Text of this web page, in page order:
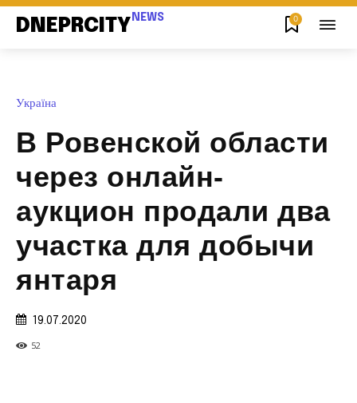
DNEPRCITY NEWS 0
Україна
В Ровенской области
через онлайн-
аукцион продали два
участка для добычи
янтаря
19.07.2020
52